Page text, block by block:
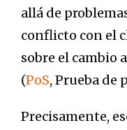
allá de
conflicto con el
sobre el cambio
(PoS, Prueba de
Precisamente,